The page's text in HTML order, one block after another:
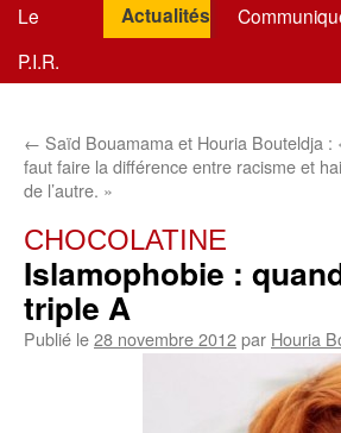
Aller
au
Le
P.I.R.
Actualités
← Saïd Bouamama et Houria Bouteldja :
faut faire la différence entre racisme et
de l’autre. »
CHOCOLATINE
Islamophobie :
triple A
Publié le28 novembre 2012par Houria